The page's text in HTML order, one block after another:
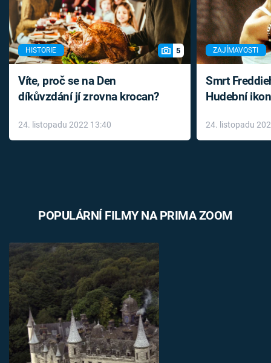
HISTORIE 5
Víte, proč se na Den
díkůvzdání jí zrovna krocan?
24. listopadu 2022 13:40
ZAJÍMAVOSTI
Smrt
Hudební
léky
24. listopadu
POPULÁRNÍ FILMY NA PRIMA ZOOM